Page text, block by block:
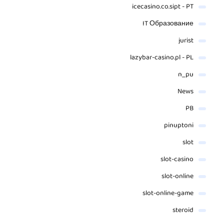
icecasino.co.sipt - PT
IT Образование
jurist
lazybar-casino.pl - PL
n_pu
News
PB
pinuptoni
slot
slot-casino
slot-online
slot-online-game
steroid